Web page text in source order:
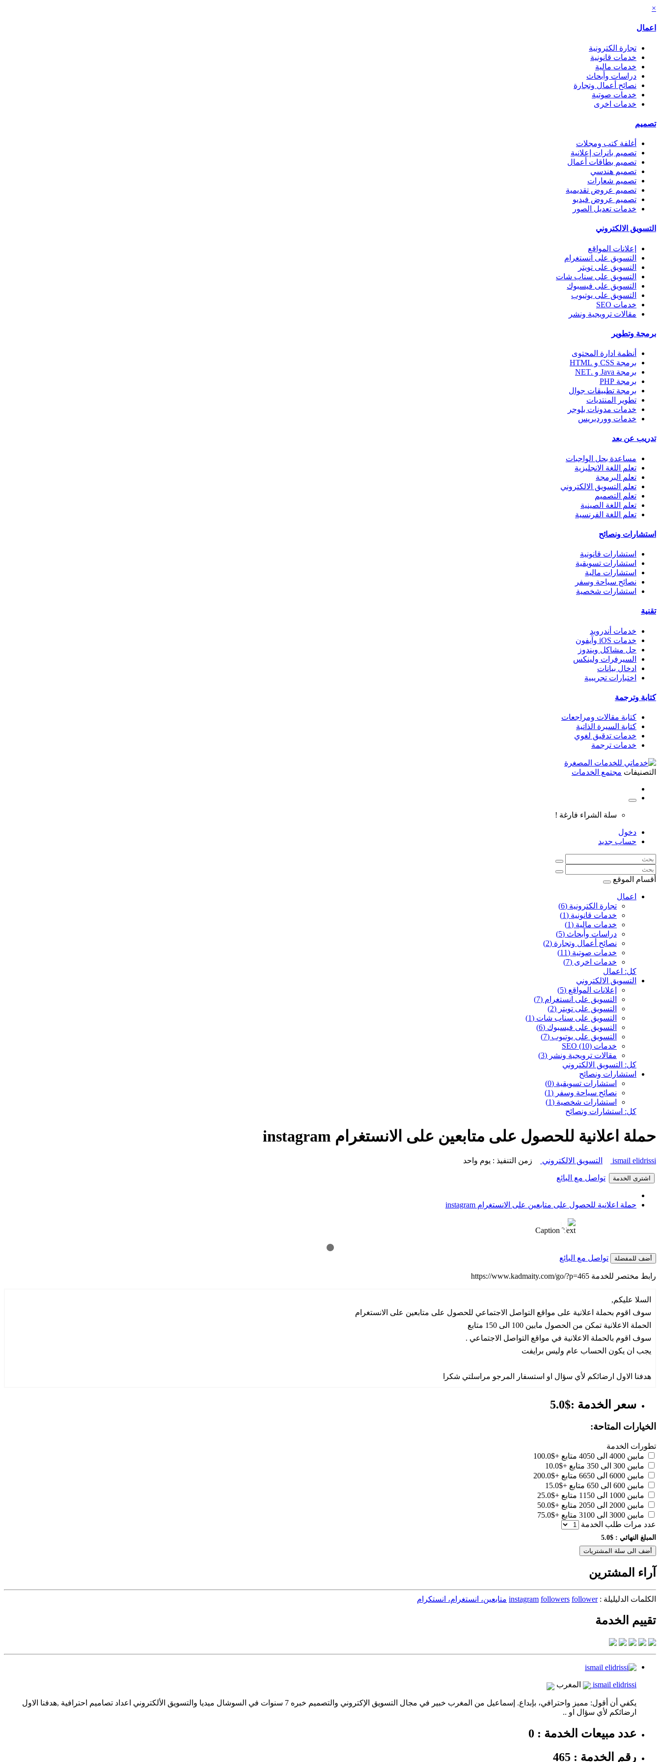
×
اعمال
تجارة الكترونية
خدمات قانونية
خدمات مالية
دراسات وأبحاث
نصائح أعمال وتجارة
خدمات صوتية
خدمات اخرى
تصميم
أغلفة كتب ومجلات
تصميم بانرات إعلانية
تصميم بطاقات أعمال
تصميم هندسي
تصميم شعارات
تصميم عروض تقديمية
تصميم عروض فيديو
خدمات تعديل الصور
التسويق الالكتروني
إعلانات المواقع
التسويق على انستغرام
التسويق على تويتر
التسويق على سناب شات
التسويق على فيسبوك
التسويق على يوتيوب
خدمات SEO
مقالات ترويجية ونشر
برمجة وتطوير
أنظمة ادارة المحتوى
برمجة CSS و HTML
برمجة Java و .NET
برمجة PHP
برمجة تطبيقات جوال
تطوير المنتديات
خدمات مدونات بلوجر
خدمات ووردبريس
تدريب عن بعد
مساعدة بحل الواجبات
تعلم اللغة الانجليزية
تعلم البرمجة
تعلم التسويق الالكتروني
تعلم التصميم
تعلم اللغة الصينية
تعلم اللغة الفرنسية
استشارات ونصائح
استشارات قانونية
استشارات تسويقية
استشارات مالية
نصائح سياحة وسفر
استشارات شخصية
تقنية
خدمات أندرويد
خدمات iOS وآيفون
حل مشاكل ويندوز
السيرفرات ولينكس
ادخال بيانات
اختبارات تجريبية
كتابة وترجمة
كتابة مقالات ومراجعات
كتابة السيرة الذاتية
خدمات تدقيق لغوي
خدمات ترجمة
التصنيفات مجتمع الخدمات
سلة الشراء فارغة !
دخول
حساب جديد
أقسام الموقع
اعمال
تجارة الكترونية (6)
خدمات قانونية (1)
خدمات مالية (1)
دراسات وأبحاث (5)
نصائح أعمال وتجارة (2)
خدمات صوتية (11)
خدمات اخرى (7)
كل: اعمال
التسويق الالكتروني
إعلانات المواقع (5)
التسويق على انستغرام (7)
التسويق على تويتر (2)
التسويق على سناب شات (1)
التسويق على فيسبوك (6)
التسويق على يوتيوب (7)
خدمات SEO (10)
مقالات ترويجية ونشر (3)
كل: التسويق الالكتروني
استشارات ونصائح
استشارات تسويقية (0)
نصائح سياحة وسفر (1)
استشارات شخصية (1)
كل: استشارات ونصائح
حملة اعلانية للحصول على متابعين على الانستغرام instagram
ismail elidrissi التسويق الالكتروني زمن التنفيذ : يوم واحد
اشترى الخدمة تواصل مع البائع
حملة اعلانية للحصول على متابعين على الانستغرام instagram
1 / 3
Caption Text
❮
أضف للمفضلة تواصل مع البائع
رابط مختصر للخدمة https://www.kadmaity.com/go/?p=465
السلا عليكم,
سوف اقوم بحملة اعلانية على مواقع التواصل الاجتماعي للحصول على متابعين على الانستغرام
الحملة الاعلانية تمكن من الحصول مابين 100 الى 150 متابع
سوف اقوم بالحملة الاعلانية في مواقع التواصل الاجتماعي .
يجب ان يكون الحساب عام وليس برايفت
هدفنا الاول ارضائكم لأي سؤال او استسفار المرجو مراسلتي شكرا
سعر الخدمة :$5.0
الخيارات المتاحة:
تطورات الخدمة
مابين 4000 الى 4050 متابع
+$100.0
مابين 300 الى 350 متابع
+$10.0
مابين 6000 الى 6650 متابع
+$200.0
مابين 600 الى 650 متابع
+$15.0
مابين 1000 الى 1150 متابع
+$25.0
مابين 2000 الى 2050 متابع
+$50.0
مابين 3000 الى 3100 متابع
+$75.0
عدد مرات طلب الخدمة
المبلغ النهائي : $5.0
أضف الى سلة المشتريات
آراء المشترين
الكلمات الدليليلة : instagram followers follower متابعين، انستغرام، انستكرام
تقييم الخدمة
ismail elidrissi المغرب
يكفي أن أقول: مميز واحترافي، بإبداع. إسماعيل من المغرب خبير في مجال التسويق الإكتروني والتصميم خبره 7 سنوات في السوشال ميديا والتسويق الألكتروني اعداد تصاميم احترافية ,هدفنا الاول
ارضائكم لأي سؤال او ..
عدد مبيعات الخدمة : 0
رقم الخدمة : 465